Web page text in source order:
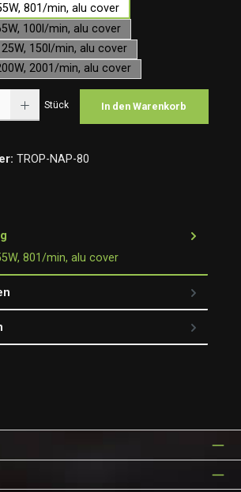
801/min, alu cover
100l/min, alu cover
150l/min, alu cover
2001/min, alu cover
Stück In den Warenkorb
TROP-NAP-80
801/min, alu cover